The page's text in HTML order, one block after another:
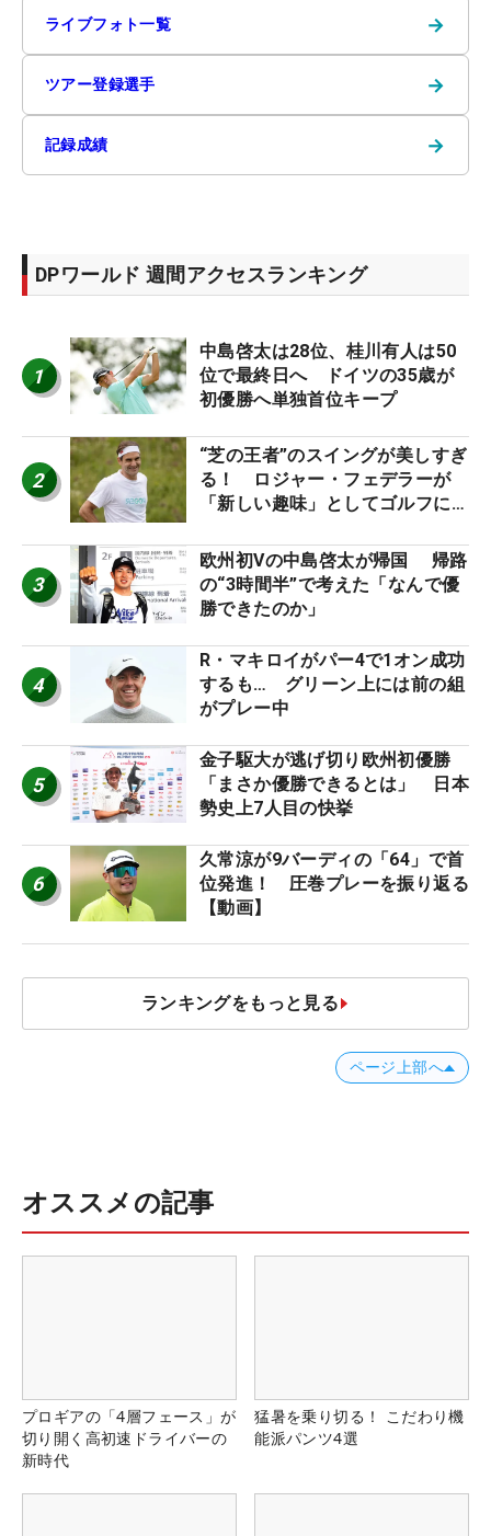
ライブフォト一覧 →
ツアー登録選手 →
記録成績 →
DPワールド 週間アクセスランキング
1
中島啓太は28位、桂川有人は50
位で最終日へ ドイツの35歳が
初優勝へ単独首位キープ
2
“芝の王者”のスイングが美しすぎ
る！ ロジャー・フェデラーが
「新しい趣味」としてゴルフに挑
3
欧州初Vの中島啓太が帰国 帰路
の“3時間半”で考えた「なんで優
勝できたのか」
4
R・マキロイがパー4で1オン成功
するも… グリーン上には前の組
がプレー中
5
金子駆大が逃げ切り欧州初優勝
「まさか優勝できるとは」 日本
勢史上7人目の快挙
6
久常涼が9バーディの「64」で首
位発進！ 圧巻プレーを振り返る
【動画】
ランキングをもっと見る
ページ上部へ
オススメの記事
プロギアの「4層フェース」が
切り開く高初速ドライバーの
新時代
猛暑を乗り切る！ こだわり機
能派パンツ4選